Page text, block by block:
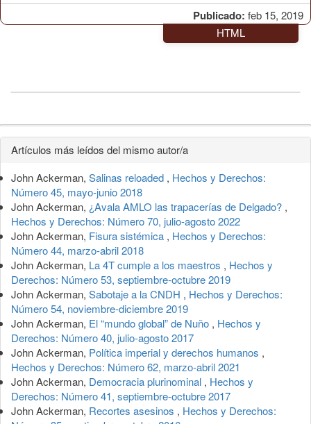
Publicado: feb 15, 2019
HTML
Detalles
del
artículo
Artículos más leídos del mismo autor/a
John Ackerman, Salinas reloaded , Hechos y Derechos:
Número 45, mayo-junio 2018
John Ackerman, ¿Avala AMLO las trapacerías de Delgado? ,
Hechos y Derechos: Número 70, julio-agosto 2022
John Ackerman, Fisura sistémica , Hechos y Derechos:
Número 44, marzo-abril 2018
John Ackerman, La 4T cumple a los maestros , Hechos y
Derechos: Número 53, septiembre-octubre 2019
John Ackerman, Sabotaje a la CNDH , Hechos y Derechos:
Número 54, noviembre-diciembre 2019
John Ackerman, El “mundo global” de Nuño , Hechos y
Derechos: Número 40, julio-agosto 2017
John Ackerman, Política imperial y derechos humanos ,
Hechos y Derechos: Número 62, marzo-abril 2021
John Ackerman, Democracia plurinominal , Hechos y
Derechos: Número 41, septiembre-octubre 2017
John Ackerman, Recortes asesinos , Hechos y Derechos: